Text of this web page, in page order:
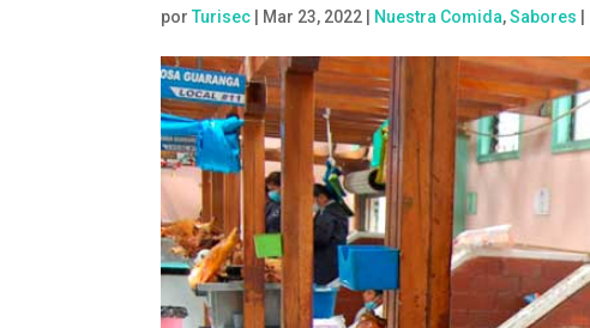
porTurisec Mar 23, 2022 Nuestra Comida,Sabores